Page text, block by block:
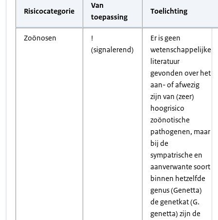
Risicocategorie
Van
toepassing
Toelichting
Zoönosen
!
(signalerend)
Er is geen
wetenschappelijke
literatuur
gevonden over het
aan- of afwezig
zijn van (zeer)
hoogrisico
zoönotische
pathogenen, maar
bij de
sympatrische en
aanverwante soort
binnen hetzelfde
genus (Genetta)
de genetkat (G.
genetta) zijn de